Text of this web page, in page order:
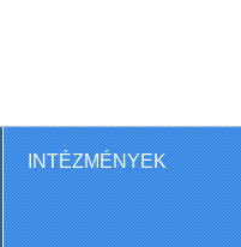
INTÉZMÉNYEK